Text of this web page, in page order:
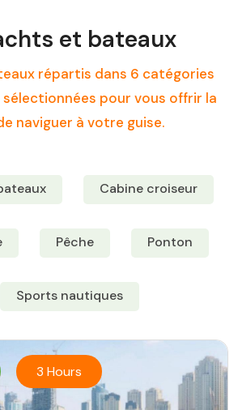
et bateaux
répartis dans 6 catégories
pour vous offrir la
naviguer à votre guise.
Cabine croiseur
Pêche Ponton
Sports nautiques
3 Hours